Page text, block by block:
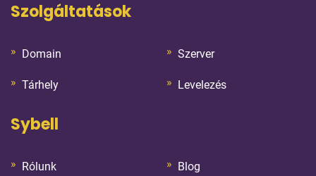
Szolgáltatások
Domain Szerver
Tárhely Levelezés
Sybell
Rólunk Blog